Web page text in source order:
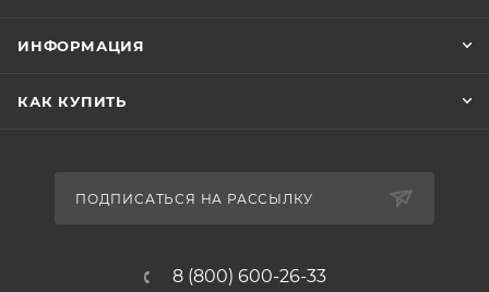
ИНФОРМАЦИЯ
КАК КУПИТЬ
ПОДПИСАТЬСЯ НА РАССЫЛКУ
8 (800) 600-26-33